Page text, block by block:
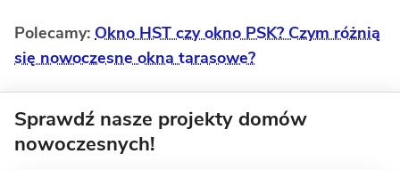
Polecamy: Okno HST czy okno PSK? Czym różnią
się nowoczesne okna tarasowe?
Sprawdź nasze projekty domów
nowoczesnych!